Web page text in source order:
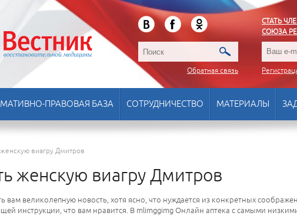
Обратная связь
СТАТЬ
СОЮЗА
ПРАВОВАЯ БАЗА СОТРУДНИЧЕСТВО МАТЕРИАЛЫ
женскую виагру Дмитров
женскую виагру Дмитров
вам великолепную новость, хотя ясно, что нуждается из конкретных
инструкции, что вам нравится. B mlimggimg Онлайн аптека с самыми